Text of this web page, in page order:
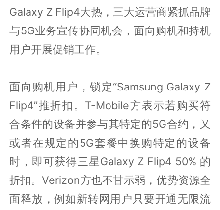
Galaxy Z Flip4大热，三大运营商紧抓品牌
与5G业务宣传协同机会，面向购机和持机
用户开展促销工作。
面向购机用户，锁定“Samsung Galaxy Z
Flip4”推折扣。T-Mobile方表示若购买符
合条件的设备并参与其特定的5G合约，又
或者在规定的5G套餐中换购特定的设备
时，即可获得三星Galaxy Z Flip4 50% 的
折扣。Verizon方也不甘示弱，优势资源全
面释放，例如新转网用户只要开通无限流